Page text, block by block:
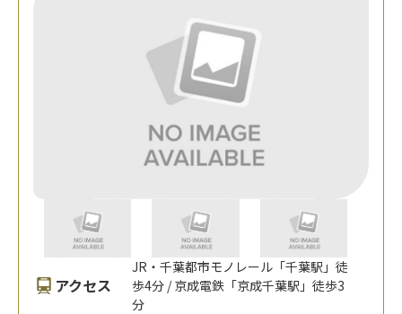
アクセス
JR・千葉都市モノレール「千葉駅」徒
歩4分 / 京成電鉄「京成千葉駅」徒歩3
分